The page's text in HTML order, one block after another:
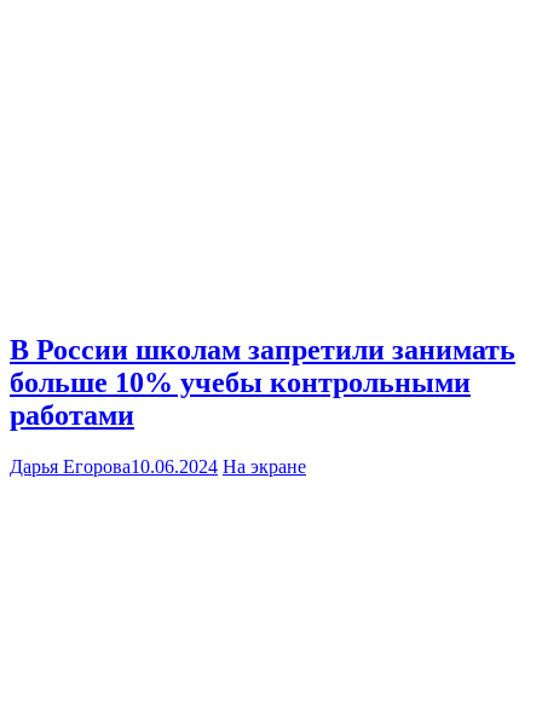
В России школам запретили занимать
больше 10% учебы контрольными
работами
Дарья Егорова10.06.2024 На экране